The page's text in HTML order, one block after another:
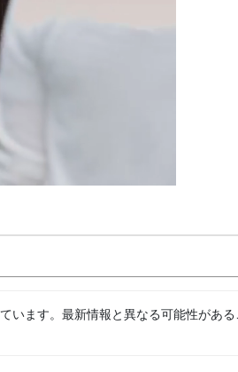
います。最新情報と異なる可能性があ